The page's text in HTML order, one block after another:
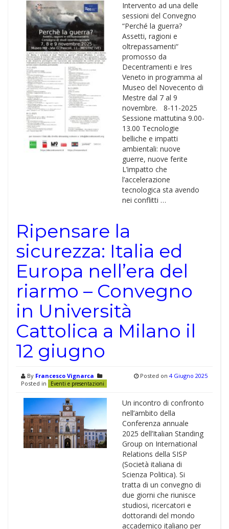
Intervento ad una delle
sessioni del Convegno
“Perché la guerra?
Assetti, ragioni e
oltrepassamenti“
promosso da
Decentramenti e Ires
Veneto in programma al
Museo del Novecento di
Mestre dal 7 al 9
novembre. 8-11-2025
Sessione mattutina 9.00-
13.00 Tecnologie
belliche e impatti
ambientali: nuove
guerre, nuove ferite
L’impatto che
l’accelerazione
tecnologica sta avendo
nei conflitti …
Ripensare la
sicurezza: Italia ed
Europa nell’era del
riarmo – Convegno
in Università
Cattolica a Milano il
12 giugno
By Francesco Vignarca
Posted in
Eventi e presentazioni
Posted on 4 Giugno 2025
Un incontro di confronto
nell’ambito della
Conferenza annuale
2025 dell’Italian Standing
Group on International
Relations della SISP
(Società italiana di
Scienza Politica). Si
tratta di un convegno di
due giorni che riunisce
studiosi, ricercatori e
dottorandi del mondo
accademico italiano per